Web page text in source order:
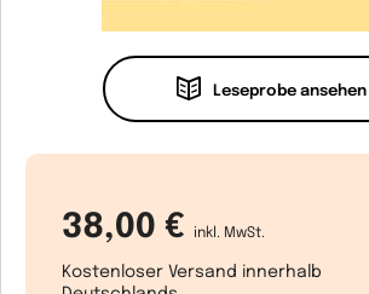
Leseprobe ansehen
38,00 € inkl. MwSt.
Kostenloser Versand innerhalb